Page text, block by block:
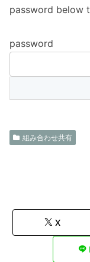
password below
password
組み合わせ共有
X